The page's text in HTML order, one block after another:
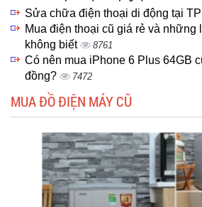
Sửa chữa điện thoại di động tại
Mua điện thoại cũ giá rẻ và những
không biết
8761
Có nên mua iPhone 6 Plus 64GB
đồng?
7472
MUA ĐỒ ĐIỆN MÁY CŨ